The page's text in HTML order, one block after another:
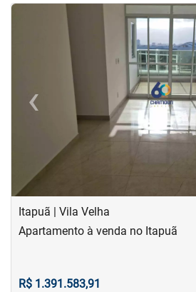
<
‹Previous
Itapuã | Vila Velha
Apartamento à venda no Itapuã
R$ 1.391.583,91